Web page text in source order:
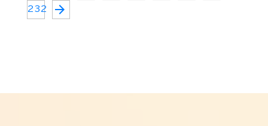
232 arrow_forward